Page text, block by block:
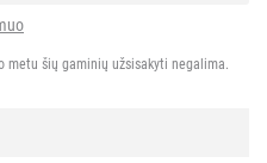
šių gaminių užsisakyti negalima.